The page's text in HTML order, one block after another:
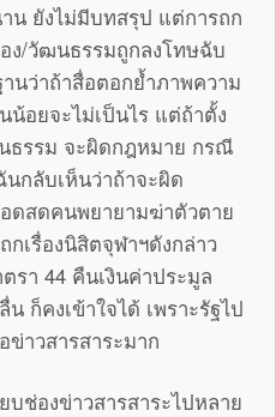
น ยังไม่มีบทสรุป แต่การถก
ง/วัฒนธรรมถูกลงโทษฉับ
นว่าถ้าสื่อตอกย้ำภาพความ
น้อยจะไม่เป็นไร แต่ถ้าตั้ง
ธรรม จะผิดกฎหมาย กรณี
นกลับเห็นว่าถ้าจะผิด
ดสดคนพยายามฆ่าตัวตาย
กเรื่องนิสิตจุฬาฯดังกล่าว
รา 44 คืนเงินค่าประมูล
ก็คงเข้าใจได้ เพราะรัฐไป
ข่าวสารสาระมาก
บช่องข่าวสารสาระไปหลาย